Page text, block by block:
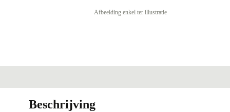
Afbeelding enkel ter illustratie
Beschrijving